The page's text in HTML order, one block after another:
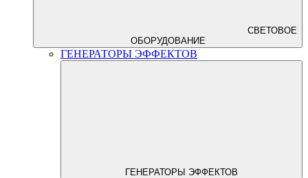
СВЕТОВОЕ
ОБОРУДОВАНИЕ
ГЕНЕРАТОРЫ ЭФФЕКТОВ
ГЕНЕРАТОРЫ ЭФФЕКТОВ